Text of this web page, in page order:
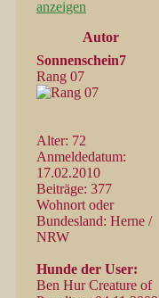
Autor
Sonnenschein7
Rang 07
Alter: 72
Anmeldedatum:
17.02.2010
Beiträge: 377
Wohnort oder
Bundesland: Herne /
NRW
Hunde der User:
Ben Hur Creature of